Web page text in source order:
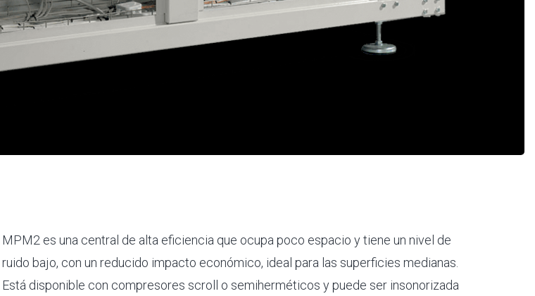
MPM2 es una central de alta eficiencia que ocupa poco espacio y tiene un nivel de
ruido bajo, con un reducido impacto económico, ideal para las superficies medianas.
Está disponible con compresores scroll o semiherméticos y puede ser insonorizada